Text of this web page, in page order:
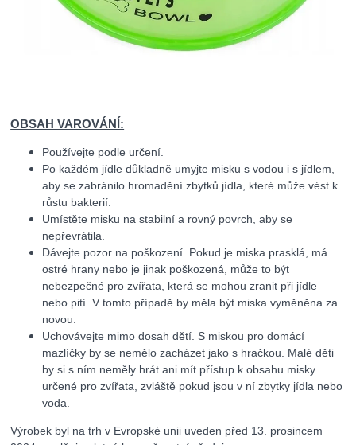
OBSAH VAROVÁNÍ:
Používejte podle určení.
Po každém jídle důkladně umyjte misku s vodou i s jídlem,
aby se zabránilo hromadění zbytků jídla, které může vést k
růstu bakterií.
Umístěte misku na stabilní a rovný povrch, aby se
nepřevrátila.
Dávejte pozor na poškození. Pokud je miska prasklá, má
ostré hrany nebo je jinak poškozená, může to být
nebezpečné pro zvířata, která se mohou zranit při jídle
nebo pití. V tomto případě by měla být miska vyměněna za
novou.
Uchovávejte mimo dosah dětí. S miskou pro domácí
mazlíčky by se nemělo zacházet jako s hračkou. Malé děti
by si s ním neměly hrát ani mít přístup k obsahu misky
určené pro zvířata, zvláště pokud jsou v ní zbytky jídla nebo
voda.
Výrobek byl na trh v Evropské unii uveden před 13. prosincem